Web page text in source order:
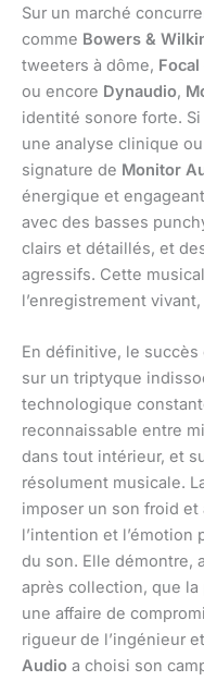
Sur un marché
comme Bowers &
tweeters à dôme, Focal
ou encore Dynaudio,
identité sonore forte.
une analyse clinique
signature de Monitor
énergique et
avec des basses
clairs et détaillés, et
agressifs. Cette
l’enregistrement
En définitive, le succès
sur un triptyque
technologique
reconnaissable entre
dans tout intérieur, et
résolument musicale.
imposer un son froid
l’intention et l’émotion
du son. Elle démontre,
après collection, que la
une affaire de
rigueur de l’ingénieur
Audio a choisi son